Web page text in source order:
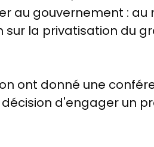
au gouvernement : au
la privatisation du
ont donné une
d'engager un